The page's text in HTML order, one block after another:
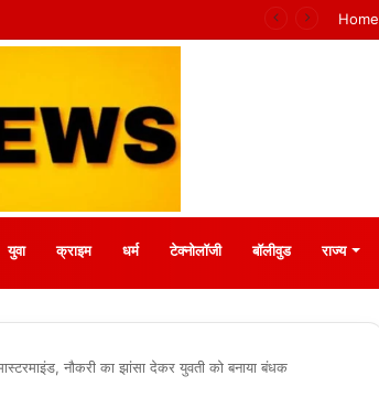
Home
युवा क्राइम धर्म टेक्नोलॉजी बॉलीवुड राज्य
नौकरी का झांसा देकर युवती को बनाया बंधक